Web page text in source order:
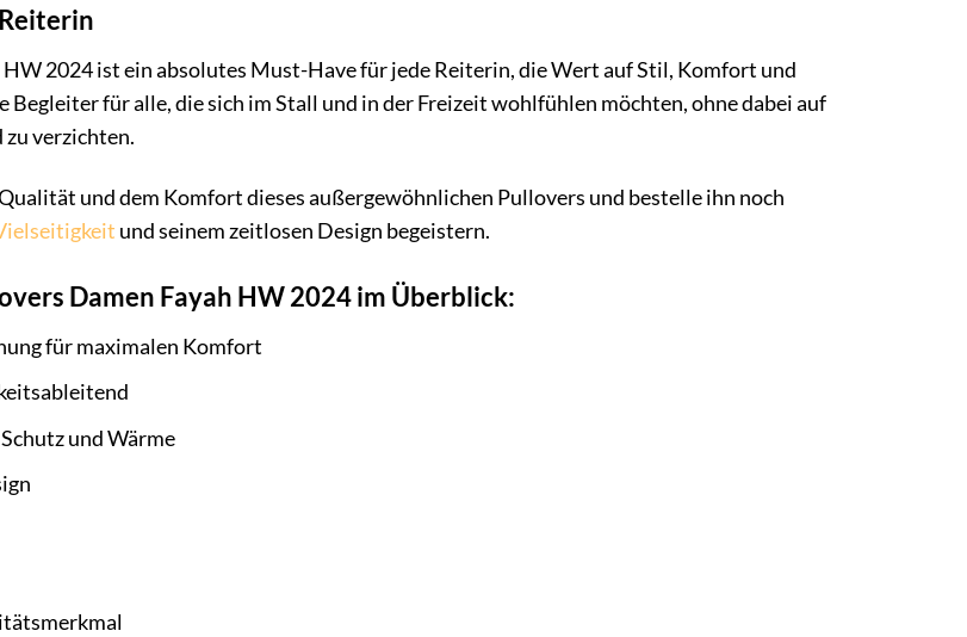
HW 2024 ist ein absolutes Must-Have für jede Reiterin, die Wert auf Stil, Komfort und
für alle, die sich im Stall und in der Freizeit wohlfühlen möchten, ohne dabei auf
zu verzichten.
und dem Komfort dieses außergewöhnlichen Pullovers und bestelle ihn noch
und seinem zeitlosen Design begeistern.
Damen Fayah HW 2024 im Überblick:
für maximalen Komfort
und Wärme